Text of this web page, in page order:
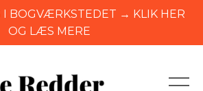
I BOGVÆRKSTEDET → KLIK HER
OG LÆS MERE